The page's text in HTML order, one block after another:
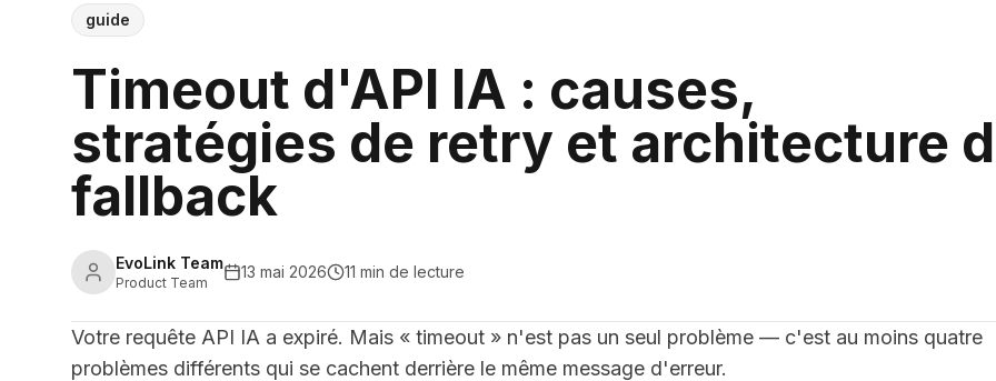
guide
Timeout d'API IA : causes,
stratégies de retry et architecture
fallback
EvoLink Team
Product Team
13 mai 2026 11 min de lecture
Votre requête API IA a expiré. Mais « timeout » n'est pas un seul problème — c'est au moins quatre
problèmes différents qui se cachent derrière le même message d'erreur.